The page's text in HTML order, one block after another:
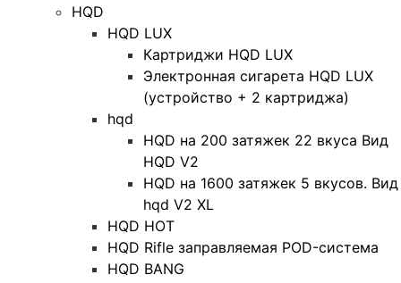
HQD
HQD LUX
Картриджи HQD LUX
Электронная сигарета HQD LUX
(устройство + 2 картриджа)
hqd
HQD на 200 затяжек 22 вкуса Вид
HQD V2
HQD на 1600 затяжек 5 вкусов. Вид
hqd V2 XL
HQD HOT
HQD Rifle заправляемая POD-система
HQD BANG